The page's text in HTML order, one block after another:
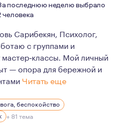
последнюю неделю выбрало
человека
Сарибекян, Психолог,
с группами и
Мой личный
— опора для бережной и
Читать еще
включая практику в
беспокойство
+ 81 тема